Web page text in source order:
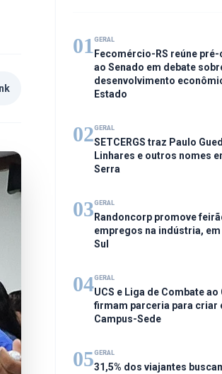
01 GERAL
Fecomércio-RS reúne
ao Senado em debate
desenvolvimento
Estado
02GERAL
SETCERGS traz Paulo
Linhares e outros nomes
Serra
03GERAL
Randoncorp promove
empregos na indústria, em
Sul
04GERAL
UCS e Liga de Combate ao
firmam parceria para criar
Campus-Sede
05GERAL
31,5% dos viajantes